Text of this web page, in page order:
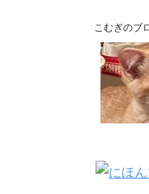
こむぎのブ